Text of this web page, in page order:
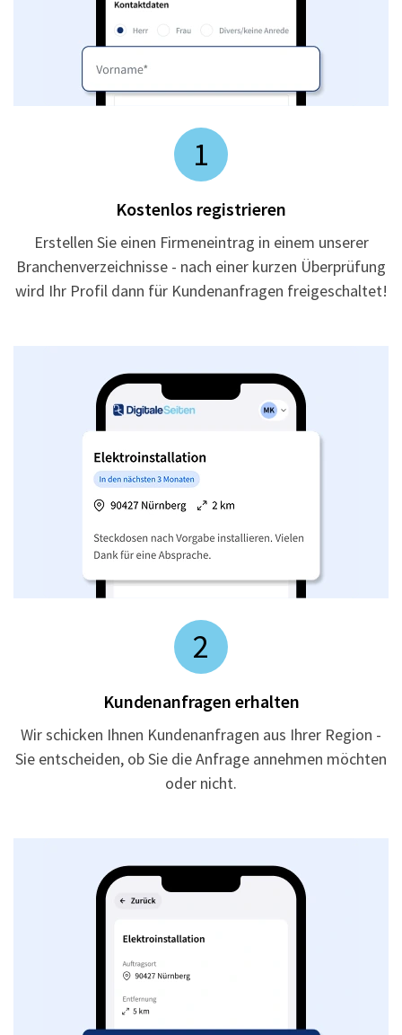
1
Kostenlos registrieren
Erstellen Sie einen Firmeneintrag in einem unserer
Branchenverzeichnisse - nach einer kurzen Überprüfung
wird Ihr Profil dann für Kundenanfragen freigeschaltet!
2
Kundenanfragen erhalten
Wir schicken Ihnen Kundenanfragen aus Ihrer Region -
Sie entscheiden, ob Sie die Anfrage annehmen möchten
oder nicht.